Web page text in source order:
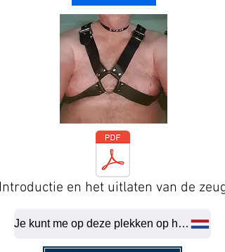
en het uitlaten van de zeug
Je kunt me op deze plekken op het laatste moment neuken.